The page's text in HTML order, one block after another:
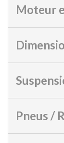
Moteur
Pneus /